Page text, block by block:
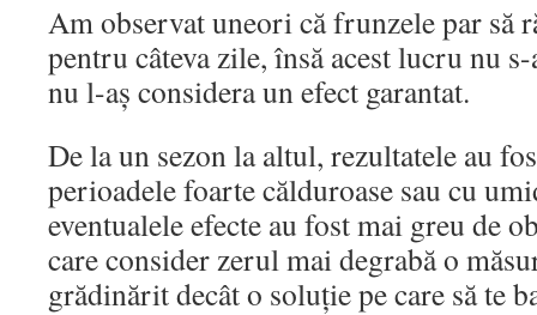
Am observat uneori că frunzele par să
pentru câteva zile, însă acest lucru nu
nu l-aș considera un efect garantat.
De la un sezon la altul, rezultatele au
perioadele foarte călduroase sau cu
eventualele efecte au fost mai greu de
care consider zerul mai degrabă o
grădinărit decât o soluție pe care să te